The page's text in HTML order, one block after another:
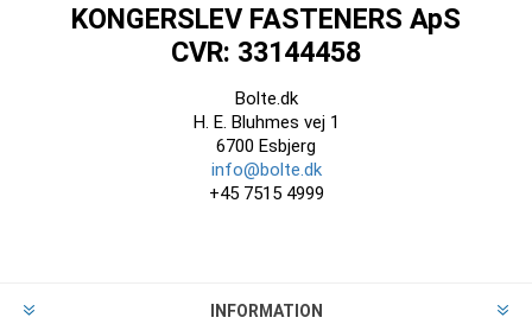
KONGERSLEV FASTENERS ApS
CVR: 33144458
Bolte.dk
H. E. Bluhmes vej 1
6700 Esbjerg
info@bolte.dk
+45 7515 4999
INFORMATION